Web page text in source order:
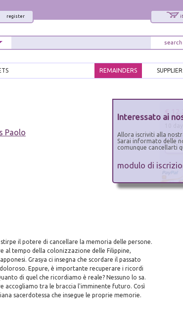
register
SUPPLIER
REMAINDERS
Paolo
il potere di cancellare la memoria delle persone.
al tempo della colonizzazione delle Filippine,
Grasya ci insegna che scordare il passato
Eppure, è importante recuperare i ricordi
di quel che ricordiamo è reale? Nessuno lo sa.
accogliamo tra le braccia l'imminente futuro. Così
sacerdotessa che insegue le proprie memorie.
€
Interessato ai
Allora iscriviti alla
Sarai informato delle
comunque cancellarti
modulo di